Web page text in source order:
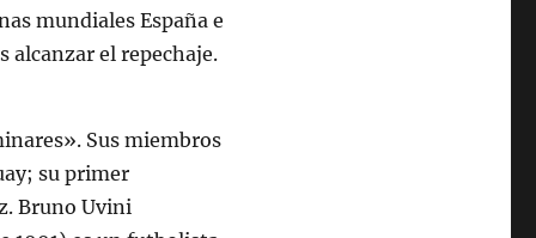
mundiales España e
alcanzar el repechaje.
Sus miembros
su primer
Bruno Uvini